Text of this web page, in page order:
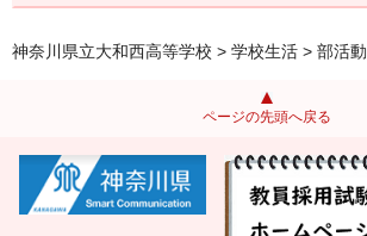
神奈川県立大和西高等学校 > 学校生活 > 部活動
ページの先頭へ戻る